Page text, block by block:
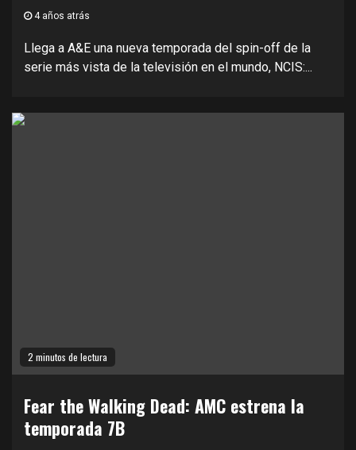
4 años atrás
Llega a A&E una nueva temporada del spin-off de la
serie más vista de la televisión en el mundo, NCIS:...
2 minutos de lectura
Fear the Walking Dead: AMC estrena la
temporada 7B